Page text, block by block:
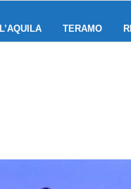
L’AQUILA TERAMO